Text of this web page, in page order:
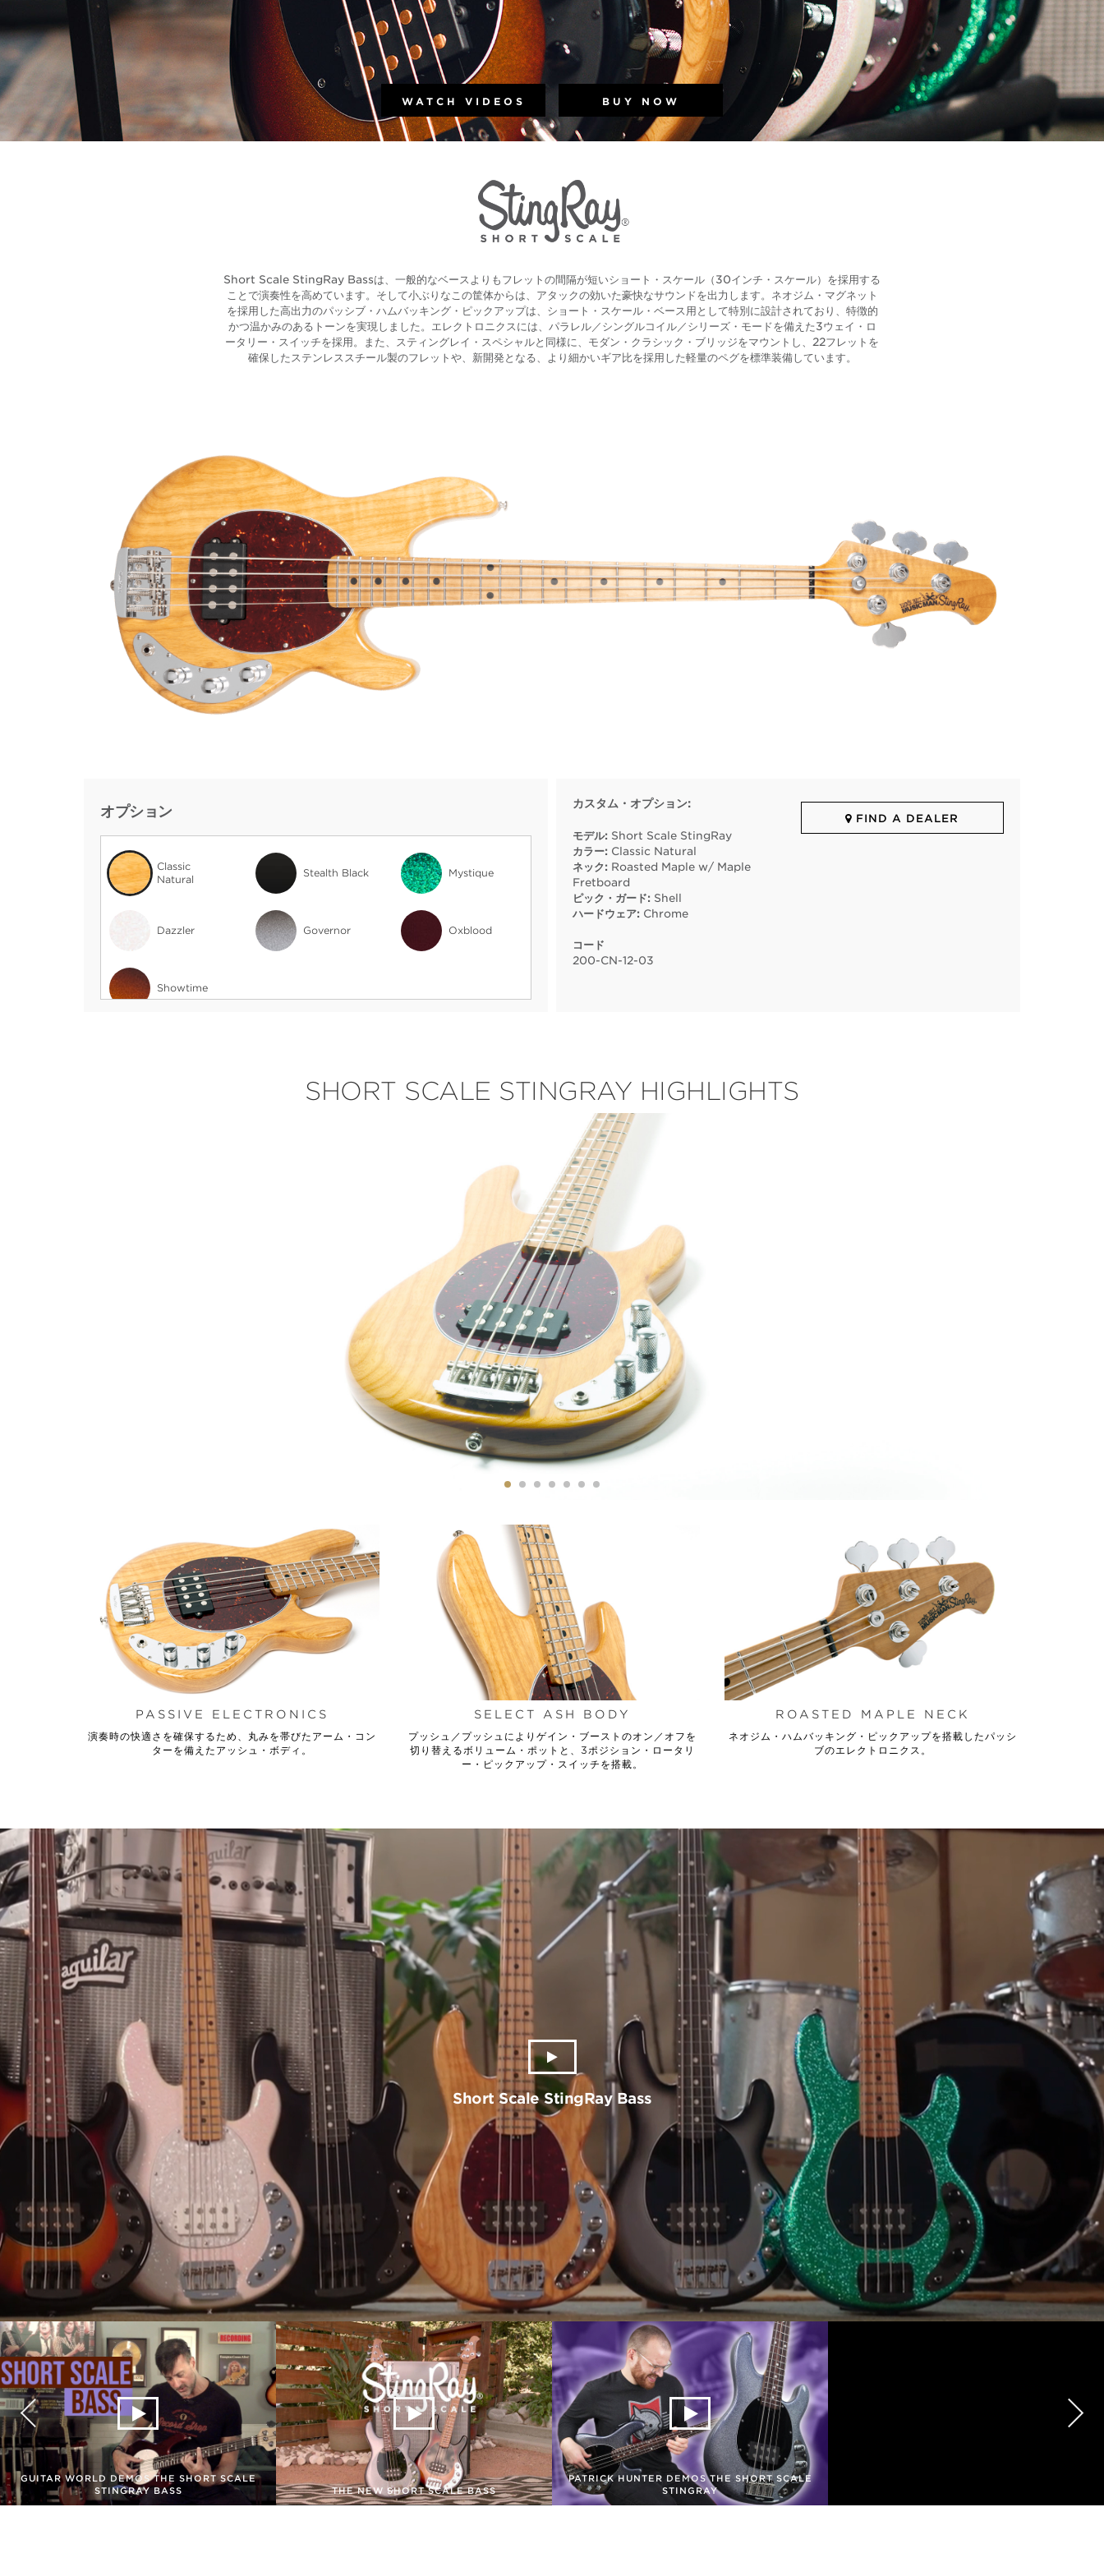
WATCH VIDEOS BUY NOW
Short Scale StingRay Bassは、一般的なベースよりもフレットの間隔が短いショート・スケール（30インチ・スケール）を採用する
ことで演奏性を高めています。そして小ぶりなこの筐体からは、アタックの効いた豪快なサウンドを出力します。ネオジム・マグネット
を採用した高出力のパッシブ・ハムバッキング・ピックアップは、ショート・スケール・ベース用として特別に設計されており、特徴的
かつ温かみのあるトーンを実現しました。エレクトロニクスには、パラレル／シングルコイル／シリーズ・モードを備えた3ウェイ・ロ
ータリー・スイッチを採用。また、スティングレイ・スペシャルと同様に、モダン・クラシック・ブリッジをマウントし、22フレットを
確保したステンレススチール製のフレットや、新開発となる、より細かいギア比を採用した軽量のペグを標準装備しています。
オプション
Classic
Natural
Stealth Black Mystique
Dazzler Governor Oxblood
Showtime
カスタム・オプション:
モデル: Short Scale StingRay
カラー: Classic Natural
ネック: Roasted Maple w/ Maple
Fretboard
ピック・ガード: Shell
ハードウェア: Chrome
コード
200-CN-12-03
FIND A DEALER
SHORT SCALE STINGRAY HIGHLIGHTS
PASSIVE ELECTRONICS
演奏時の快適さを確保するため、丸みを帯びたアーム・コン
ターを備えたアッシュ・ボディ。
SELECT ASH BODY
プッシュ／プッシュによりゲイン・ブーストのオン／オフを
切り替えるボリューム・ポットと、3ポジション・ロータリ
ー・ピックアップ・スイッチを搭載。
ROASTED MAPLE NECK
ネオジム・ハムバッキング・ピックアップを搭載したパッシ
ブのエレクトロニクス。
Short Scale StingRay Bass
GUITAR WORLD DEMOS THE SHORT SCALE
STINGRAY BASS
THE NEW SHORT SCALE BASS
PATRICK HUNTER DEMOS THE SHORT SCALE
STINGRAY